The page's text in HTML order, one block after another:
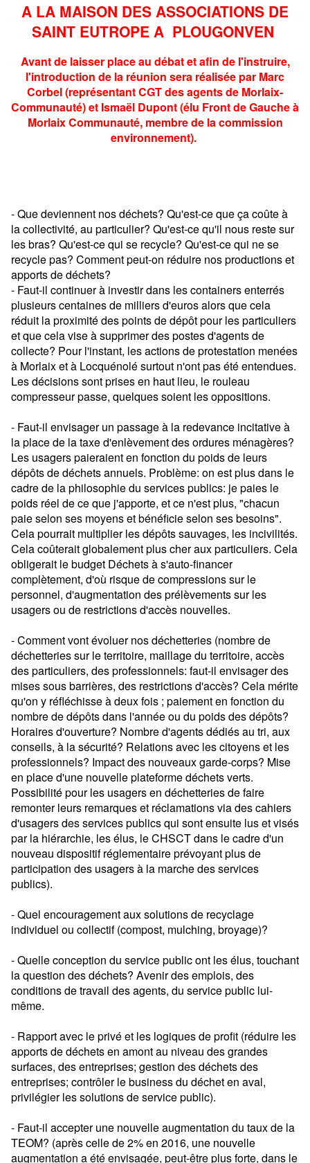
A LA MAISON DES ASSOCIATIONS DE
SAINT EUTROPE A PLOUGONVEN
Avant de laisser place au débat et afin de l'instruire,
l'introduction de la réunion sera réalisée par Marc
Corbel (représentant CGT des agents de Morlaix-
Communauté) et Ismaël Dupont (élu Front de Gauche à
Morlaix Communauté, membre de la commission
environnement).
- Que deviennent nos déchets? Qu'est-ce que ça coûte à
la collectivité, au particulier? Qu'est-ce qu'il nous reste sur
les bras? Qu'est-ce qui se recycle? Qu'est-ce qui ne se
recycle pas? Comment peut-on réduire nos productions et
apports de déchets?
- Faut-il continuer à investir dans les containers enterrés
plusieurs centaines de milliers d'euros alors que cela
réduit la proximité des points de dépôt pour les particuliers
et que cela vise à supprimer des postes d'agents de
collecte? Pour l'instant, les actions de protestation menées
à Morlaix et à Locquénolé surtout n'ont pas été entendues.
Les décisions sont prises en haut lieu, le rouleau
compresseur passe, quelques soient les oppositions.
- Faut-il envisager un passage à la redevance incitative à
la place de la taxe d'enlèvement des ordures ménagères?
Les usagers paieraient en fonction du poids de leurs
dépôts de déchets annuels. Problème: on est plus dans le
cadre de la philosophie du services publics: je paies le
poids réel de ce que j'apporte, et ce n'est plus, "chacun
paie selon ses moyens et bénéficie selon ses besoins".
Cela pourrait multiplier les dépôts sauvages, les incivilités.
Cela coûterait globalement plus cher aux particuliers. Cela
obligerait le budget Déchets à s'auto-financer
complètement, d'où risque de compressions sur le
personnel, d'augmentation des prélèvements sur les
usagers ou de restrictions d'accès nouvelles.
- Comment vont évoluer nos déchetteries (nombre de
déchetteries sur le territoire, maillage du territoire, accès
des particuliers, des professionnels: faut-il envisager des
mises sous barrières, des restrictions d'accès? Cela mérite
qu'on y réfléchisse à deux fois ; paiement en fonction du
nombre de dépôts dans l'année ou du poids des dépôts?
Horaires d'ouverture? Nombre d'agents dédiés au tri, aux
conseils, à la sécurité? Relations avec les citoyens et les
professionnels? Impact des nouveaux garde-corps? Mise
en place d'une nouvelle plateforme déchets verts.
Possibilité pour les usagers en déchetteries de faire
remonter leurs remarques et réclamations via des cahiers
d'usagers des services publics qui sont ensuite lus et visés
par la hiérarchie, les élus, le CHSCT dans le cadre d'un
nouveau dispositif réglementaire prévoyant plus de
participation des usagers à la marche des services
publics).
- Quel encouragement aux solutions de recyclage
individuel ou collectif (compost, mulching, broyage)?
- Quelle conception du service public ont les élus, touchant
la question des déchets? Avenir des emplois, des
conditions de travail des agents, du service public lui-
même.
- Rapport avec le privé et les logiques de profit (réduire les
apports de déchets en amont au niveau des grandes
surfaces, des entreprises; gestion des déchets des
entreprises; contrôler le business du déchet en aval,
privilégier les solutions de service public).
- Faut-il accepter une nouvelle augmentation du taux de la
TEOM? (après celle de 2% en 2016, une nouvelle
augmentation a été envisagée, peut-être plus forte, dans le